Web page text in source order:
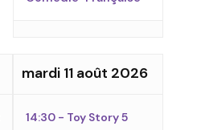
mardi 11 août 2026
14:30 - Toy Story 5